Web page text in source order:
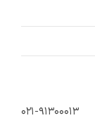
۰۲۱-۹۱۳۰۰۰۱۳